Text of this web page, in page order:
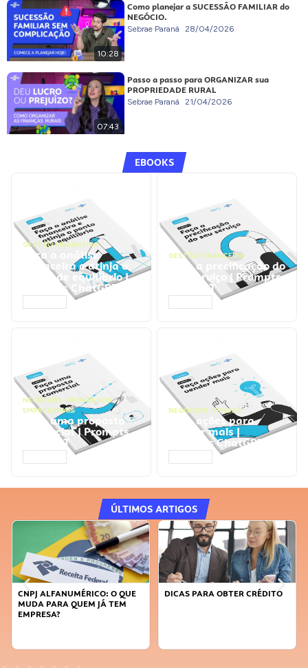
10:28
Como planejar a SUCESSÃO FAMILIAR do
NEGÓCIO.
Sebrae Paraná 28/04/2026
07:43
Passo a passo para ORGANIZAR sua
PROPRIEDADE RURAL
Sebrae Paraná 21/04/2026
EBOOKS
GESTÃO FINANCEIRA
Faça a análise
financeira e atinja o
ponto de equilíbrio |
Prompts ChatGPT
GESTÃO FINANCEIRA
Faça a precificação do
seu serviço | Prompts
ChatGPT
NEGÓCIOS, PROCESSOS
EMPRESARIAIS
Faça uma proposta
comercial | Prompts
ChatGPT
NEGÓCIOS, VENDAS
Faça ações para
vender mais |
Prompts ChatGPT
ÚLTIMOS ARTIGOS
DICAS PARA OBTER CRÉDITO
FAÇA A DIFERENÇA: SEJA